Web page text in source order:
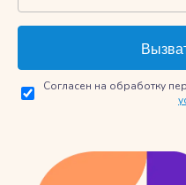
Согласен на обработку